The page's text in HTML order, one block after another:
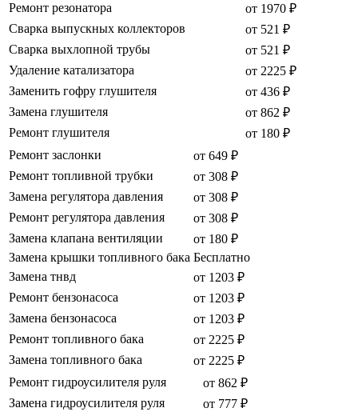
Ремонт резонатора
от 1970 ₽
Сварка выпускных коллекторов
от 521 ₽
Сварка выхлопной трубы
от 521 ₽
Удаление катализатора
от 2225 ₽
Заменить гофру глушителя
от 436 ₽
Замена глушителя
от 862 ₽
Ремонт глушителя
от 180 ₽
Ремонт заслонки
от 649 ₽
Ремонт топливной трубки
от 308 ₽
Замена регулятора давления
от 308 ₽
Ремонт регулятора давления
от 308 ₽
Замена клапана вентиляции
от 180 ₽
Замена крышки топливного бака Бесплатно
Замена тнвд
от 1203 ₽
Ремонт бензонасоса
от 1203 ₽
Замена бензонасоса
от 1203 ₽
Ремонт топливного бака
от 2225 ₽
Замена топливного бака
от 2225 ₽
Ремонт гидроусилителя руля
от 862 ₽
Замена гидроусилителя руля
от 777 ₽